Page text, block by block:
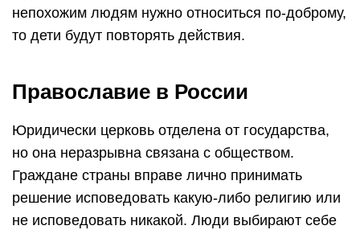
непохожим людям нужно относиться по-доброму,
то дети будут повторять действия.
Православие в России
Юридически церковь отделена от государства,
но она неразрывна связана с обществом.
Граждане страны вправе лично принимать
решение исповедовать какую-либо религию или
не исповедовать никакой. Люди выбирают себе